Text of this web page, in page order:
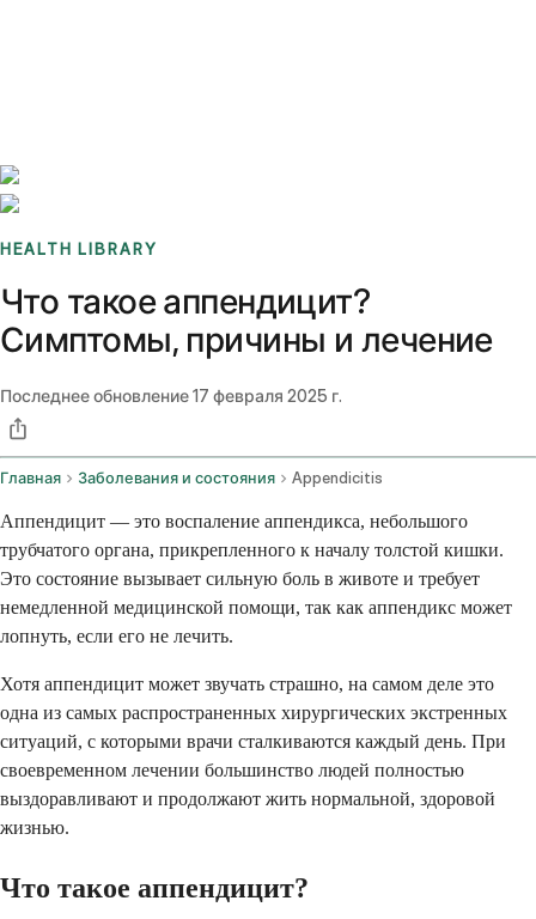
HEALTH LIBRARY
Что такое аппендицит?
Симптомы, причины и лечение
Последнее обновление17 февраля 2025 г.
Главная Заболевания и состояния Appendicitis
Аппендицит — это воспаление аппендикса, небольшого
трубчатого органа, прикрепленного к началу толстой кишки.
Это состояние вызывает сильную боль в животе и требует
немедленной медицинской помощи, так как аппендикс может
лопнуть, если его не лечить.
Хотя аппендицит может звучать страшно, на самом деле это
одна из самых распространенных хирургических экстренных
ситуаций, с которыми врачи сталкиваются каждый день. При
своевременном лечении большинство людей полностью
выздоравливают и продолжают жить нормальной, здоровой
жизнью.
Что такое аппендицит?